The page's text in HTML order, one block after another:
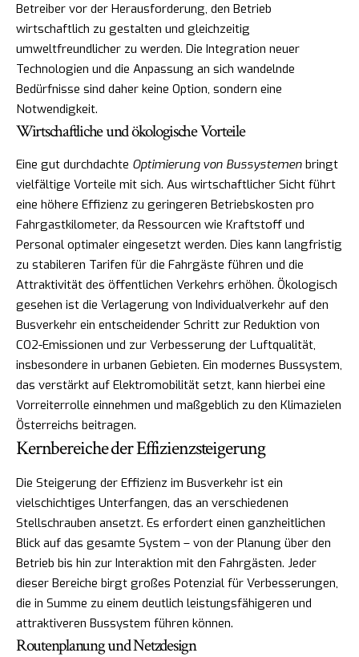
Betreiber vor der Herausforderung, den Betrieb
wirtschaftlich zu gestalten und gleichzeitig
umweltfreundlicher zu werden. Die Integration neuer
Technologien und die Anpassung an sich wandelnde
Bedürfnisse sind daher keine Option, sondern eine
Notwendigkeit.
Wirtschaftliche und ökologische Vorteile
Eine gut durchdachte Optimierung von Bussystemen bringt
vielfältige Vorteile mit sich. Aus wirtschaftlicher Sicht führt
eine höhere Effizienz zu geringeren Betriebskosten pro
Fahrgastkilometer, da Ressourcen wie Kraftstoff und
Personal optimaler eingesetzt werden. Dies kann langfristig
zu stabileren Tarifen für die Fahrgäste führen und die
Attraktivität des öffentlichen Verkehrs erhöhen. Ökologisch
gesehen ist die Verlagerung von Individualverkehr auf den
Busverkehr ein entscheidender Schritt zur Reduktion von
CO2-Emissionen und zur Verbesserung der Luftqualität,
insbesondere in urbanen Gebieten. Ein modernes Bussystem,
das verstärkt auf Elektromobilität setzt, kann hierbei eine
Vorreiterrolle einnehmen und maßgeblich zu den Klimazielen
Österreichs beitragen.
Kernbereiche der Effizienzsteigerung
Die Steigerung der Effizienz im Busverkehr ist ein
vielschichtiges Unterfangen, das an verschiedenen
Stellschrauben ansetzt. Es erfordert einen ganzheitlichen
Blick auf das gesamte System – von der Planung über den
Betrieb bis hin zur Interaktion mit den Fahrgästen. Jeder
dieser Bereiche birgt großes Potenzial für Verbesserungen,
die in Summe zu einem deutlich leistungsfähigeren und
attraktiveren Bussystem führen können.
Routenplanung und Netzdesign